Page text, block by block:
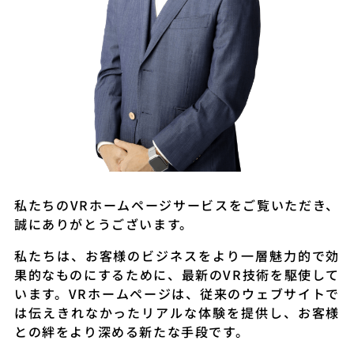
私たちのVRホームページサービスをご覧いただき、
誠にありがとうございます。
私たちは、お客様のビジネスをより一層魅力的で効
果的なものにするために、最新のVR技術を駆使して
います。VRホームページは、従来のウェブサイトで
は伝えきれなかったリアルな体験を提供し、お客様
との絆をより深める新たな手段です。